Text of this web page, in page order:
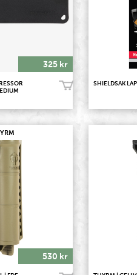
325 kr
Köp! SHIELDSAK
530 kr